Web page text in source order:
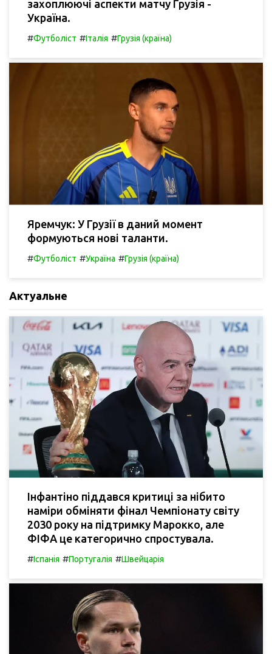
захоплюючі аспекти матчу Грузія -
Україна.
#Футболіст #Італія #Грузія (країна)
Яремчук: У Грузії в даний момент
формуються нові таланти.
#Футболіст #Україна #Грузія (країна)
Актуальне
Інфантіно піддався критиці за нібито
наміри обміняти фінал Чемпіонату світу
2030 року на підтримку Марокко, але
ФІФА це категорично спростувала.
#Іспанія #Португалія #Швейцарія